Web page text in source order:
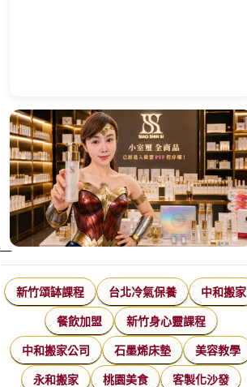
新竹頌缽課程 台北冷氣保養 中和搬家
餐飲加盟 新竹身心靈課程
中和搬家公司 石墨烯床墊 美容教學
永和搬家 桃園美食 客製化沙發